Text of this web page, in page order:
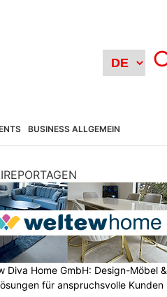
BUSINESS ALLGEMEIN
Diva Home GmbH: Design-Möbel &
für anspruchsvolle Kunden